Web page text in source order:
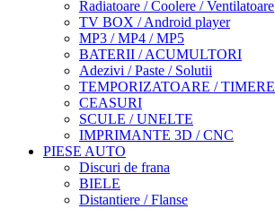
Radiatoare / Coolere / Ventilatoare
TV BOX / Android player
MP3 / MP4 / MP5
BATERII / ACUMULTORI
Adezivi / Paste / Solutii
TEMPORIZATOARE / TIMERE
CEASURI
SCULE / UNELTE
IMPRIMANTE 3D / CNC
PIESE AUTO
Discuri de frana
BIELE
Distantiere / Flanse